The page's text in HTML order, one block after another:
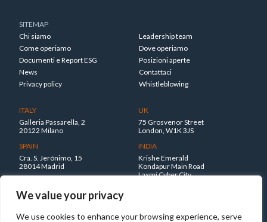
We value your privacy
We use cookies to enhance your browsing experience, serve
SITEMAP
Chi siamo
Leadership team
Come operiamo
Dove operiamo
Documenti e Report ESG
Posizioni aperte
News
Contattaci
Privacy policy
Whistleblowing
ITALY
Galleria Passarella, 2
20122 Milano
SPAIN
Cra. S. Jerónimo, 15
28014 Madrid
UK
75 Grosvenor Street
London, W1K 3JS
INDIA
Krishe Emerald
Kondapur Main Road
Laxmi Cyber City